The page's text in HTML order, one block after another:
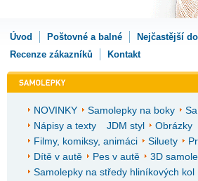
Úvod Poštovné a balné
Nejčastější
Recenze zákazníků
Kontakt
NOVINKY Samolepky na boky
Nápisy a texty
JDM styl
Obrázky
Filmy, komiksy, animáci
Siluety
Dítě v autě
Pes v autě
3D
Samolepky na středy hliníkových kol